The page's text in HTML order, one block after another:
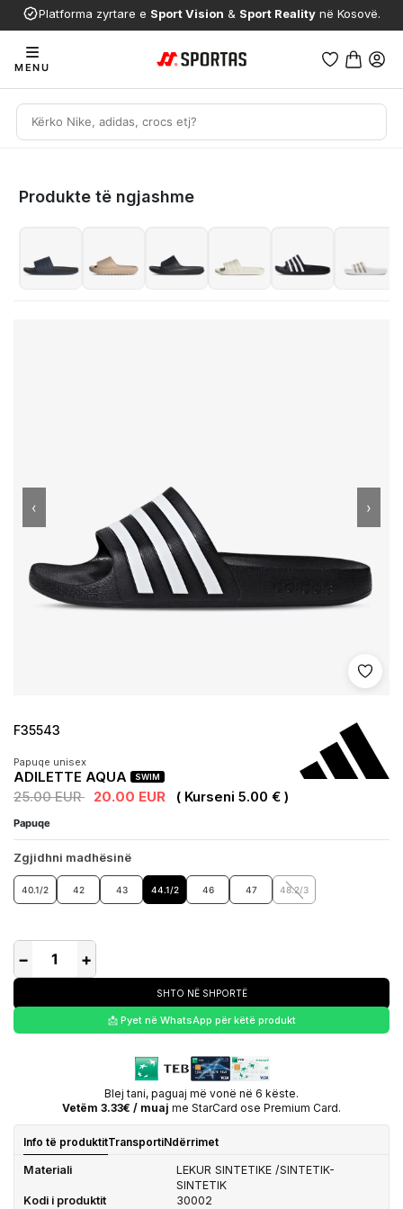
Platforma zyrtare e Sport Vision & Sport Reality në Kosovë.
MENU
Produkte të ngjashme
Shto
‹ ›
F35543
Papuqe unisex
ADILETTE AQUA SWIM
25.00 EUR 20.00 EUR ( Kurseni 5.00 € )
Papuqe
Zgjidhni madhësinë
40.1/2 42 43 44.1/2 46 47 48.2/3
− +
SHTO NË SHPORTË
📩 Pyet në WhatsApp për këtë produkt
Blej tani, paguaj më vonë në 6 këste.
Vetëm 3.33€ / muaj me StarCard ose Premium Card.
Info të produktitTransportiNdërrimet
Materiali
LEKUR SINTETIKE /SINTETIK-
SINTETIK
Kodi i produktit
30002